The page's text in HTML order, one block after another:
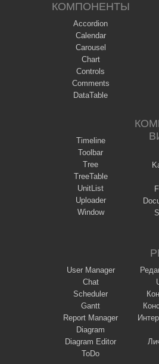
КОМПОНЕНТЫ
Accordion
Calendar
Carousel
Chart
Controls
Comments
DataTable
Timeline
Toolbar
Tree
TreeTable
UnitList
Uploader
Window
User Manager
Chat
Scheduler
Gantt
Report Manager
Diagram
Diagram Editor
ToDo